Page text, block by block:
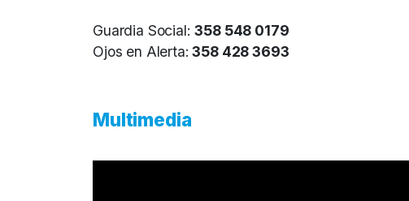
Guardia Social:358 548 0179
Ojos en Alerta: 358 428 3693
Multimedia